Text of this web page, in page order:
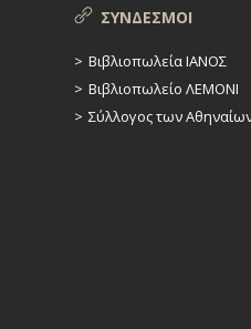
ΣΥΝΔΕΣΜΟΙ
Βιβλιοπωλεία ΙΑΝΟΣ
Βιβλιοπωλείο ΛΕΜΟΝΙ
Σύλλογος των